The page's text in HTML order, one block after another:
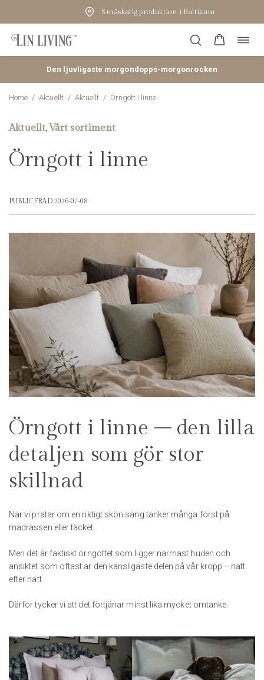
Småskalig produktion i Baltikum
Hoppa
till
Den ljuvligaste morgondopps-morgonrocken
Home / Aktuellt / Aktuellt / Örngott i linne
Aktuellt, Vårt sortiment
Örngott i linne
PUBLICERAD 2026-07-08
Örngott i linne – den lilla
detaljen som gör stor
skillnad
När vi pratar om en riktigt skön säng tänker många först på
madrassen eller täcket.
Men det är faktiskt örngottet som ligger närmast huden och
ansiktet som oftast är den känsligaste delen på vår kropp – natt
efter natt.
Därför tycker vi att det förtjänar minst lika mycket omtanke.